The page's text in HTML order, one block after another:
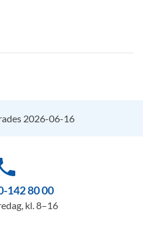
2026-06-16
142 80 00
kl. 8–16